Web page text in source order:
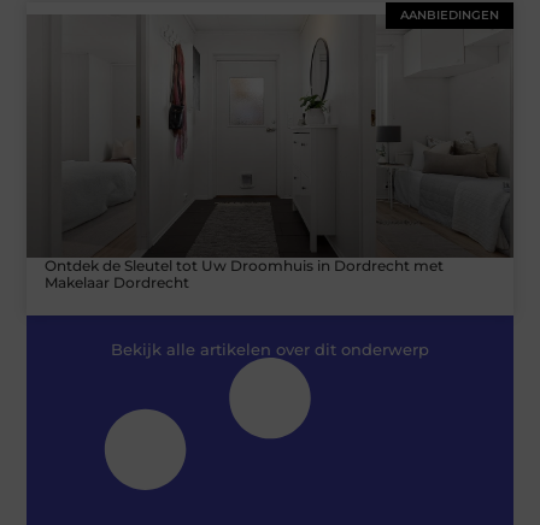
AANBIEDINGEN
Ontdek de Sleutel tot Uw Droomhuis in Dordrecht met
Makelaar Dordrecht
Bekijk alle artikelen over dit onderwerp